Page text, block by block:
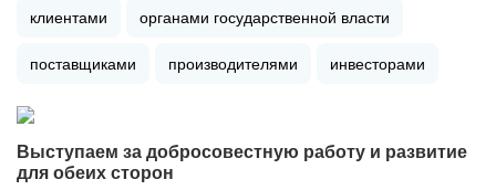
клиентами органами государственной власти
поставщиками производителями инвесторами
Выступаем за добросовестную работу и развитие
для обеих сторон